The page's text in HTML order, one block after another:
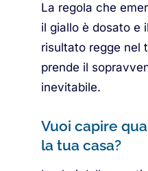
La regola che
il giallo è dosato e
risultato regge nel
prende il
inevitabile.
Vuoi capire
la tua casa?